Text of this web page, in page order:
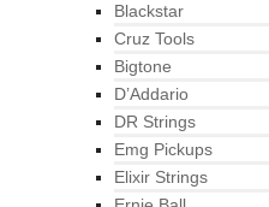
Blackstar
Cruz Tools
Bigtone
D’Addario
DR Strings
Emg Pickups
Elixir Strings